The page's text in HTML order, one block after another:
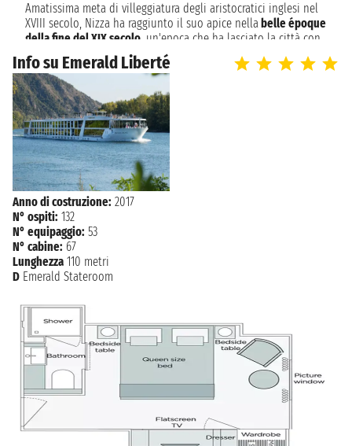
sabato 8 maggio 2027
n.d.
LIONE
Amatissima meta di villeggiatura degli aristocratici inglesi nel
XVIII secolo, Nizza ha raggiunto il suo apice nellabelle époque
della fine del XIX secolo , un'epoca che ha lasciato la città con
diversi straordinari esempi di architettura e di fantasia. Nizza
ha tutti i vantaggi di una grande città: cultura superba,
meravigliosa vita di strada e shopping, mangiare e bere di alta
qualità e per tutte le tasche, il tutto su uno sfondo di cielo
azzurro, mare scintillante, macchia mediterranea
lussureggiante e parchi con piante sub-tropicali molto
pregiate.
Info su Emerald Liberté
Anno di costruzione: 2017
N° ospiti: 132
N° equipaggio: 53
N° cabine: 67
Lunghezza 110 metri
D Emerald Stateroom